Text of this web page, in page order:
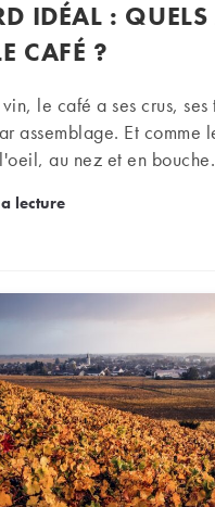
IDÉAL :
CAFÉ ?
le café a ses crus,
assemblage. Et comme
au nez et en
certes, mais
lectureAccord iDéal : quels